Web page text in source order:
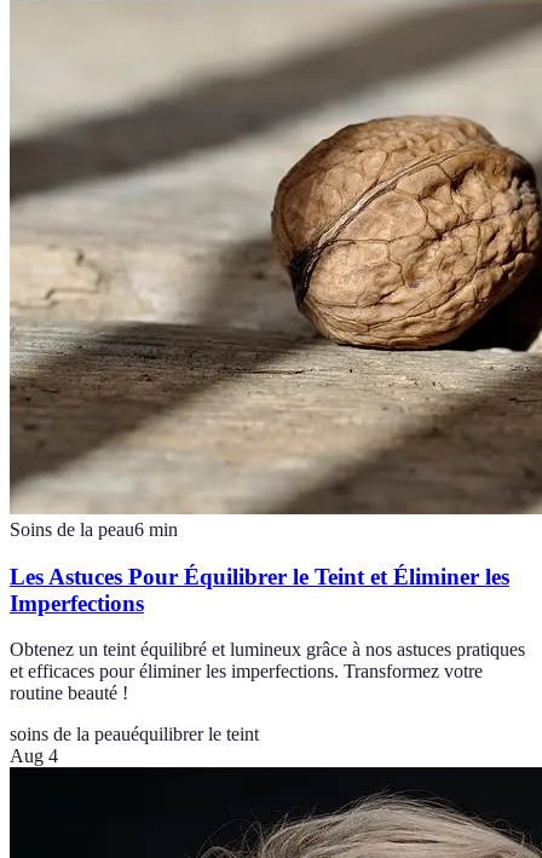
Soins de la peau6 min
Les Astuces Pour Équilibrer le Teint et Éliminer les
Imperfections
Obtenez un teint équilibré et lumineux grâce à nos astuces pratiques
et efficaces pour éliminer les imperfections. Transformez votre
routine beauté !
soins de la peauéquilibrer le teint
Aug 4